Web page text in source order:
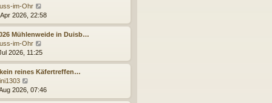
a
g
r
B
e
i
t
r
a
g
im-Ohr
e
u
e
t
e
r
e
2026, 22:58
Mühlenweide in Duisb…
im-Ohr
e
u
e
t
e
2026, 11:25
reines Käfertreffen…
e
u
2026, 07:46